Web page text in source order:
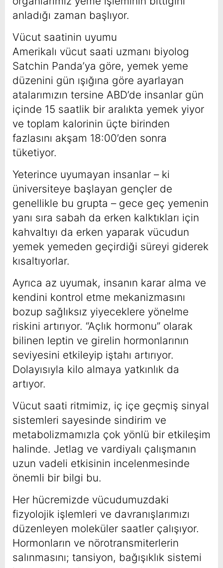
anladığı zaman başlıyor.
Vücut saatinin uyumu
Amerikalı vücut saati uzmanı biyolog
Satchin Panda’ya göre, yemek yeme
düzenini gün ışığına göre ayarlayan
atalarımızın tersine ABD’de insanlar gün
içinde 15 saatlik bir aralıkta yemek yiyor
ve toplam kalorinin üçte birinden
fazlasını akşam 18:00’den sonra
tüketiyor.
Yeterince uyumayan insanlar – ki
üniversiteye başlayan gençler de
genellikle bu grupta – gece geç yemenin
yanı sıra sabah da erken kalktıkları için
kahvaltıyı da erken yaparak vücudun
yemek yemeden geçirdiği süreyi giderek
kısaltıyorlar.
Ayrıca az uyumak, insanın karar alma ve
kendini kontrol etme mekanizmasını
bozup sağlıksız yiyeceklere yönelme
riskini artırıyor. “Açlık hormonu” olarak
bilinen leptin ve girelin hormonlarının
seviyesini etkileyip iştahı artırıyor.
Dolayısıyla kilo almaya yatkınlık da
artıyor.
Vücut saati ritmimiz, iç içe geçmiş sinyal
sistemleri sayesinde sindirim ve
metabolizmamızla çok yönlü bir etkileşim
halinde. Jetlag ve vardiyalı çalışmanın
uzun vadeli etkisinin incelenmesinde
önemli bir bilgi bu.
Her hücremizde vücudumuzdaki
fizyolojik işlemleri ve davranışlarımızı
düzenleyen moleküler saatler çalışıyor.
Hormonların ve nörotransmiterlerin
salınmasını; tansiyon, bağışıklık sistemi